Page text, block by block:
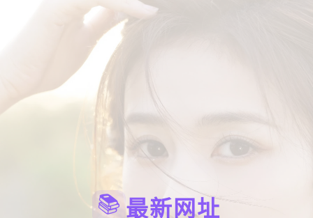
📚 最新网址